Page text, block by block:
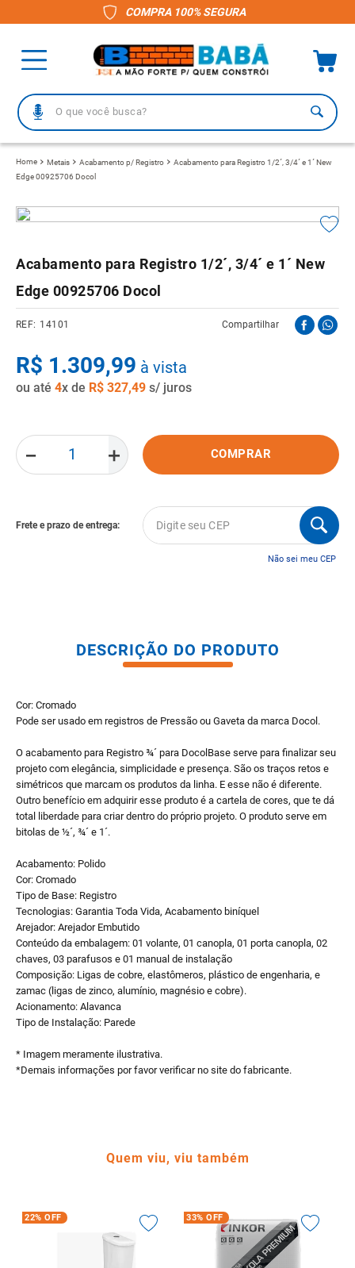
COMPRA 100% SEGURA
O que você busca?
Metais Acabamento p/ Registro
Acabamento para Registro 1/2´, 3/4´ e 1´ New
Edge 00925706 Docol
Acabamento para Registro 1/2´, 3/4´ e 1´ New
Edge 00925706 Docol
14101 Compartilhar
R$ 1.309,99 à vista
ou até 4x de R$ 327,49 s/ juros
＋
－ COMPRAR
Não sei meu CEP
DESCRIÇÃO DO PRODUTO
Cor: Cromado
Pode ser usado em registros de Pressão ou Gaveta da marca Docol.
O acabamento para Registro ¾´ para DocolBase serve para finalizar seu
projeto com elegância, simplicidade e presença. São os traços retos e
simétricos que marcam os produtos da linha. E esse não é diferente.
Outro benefício em adquirir esse produto é a cartela de cores, que te dá
total liberdade para criar dentro do próprio projeto. O produto serve em
bitolas de ½´, ¾´ e 1´.
Acabamento: Polido
Cor: Cromado
Tipo de Base: Registro
Tecnologias: Garantia Toda Vida, Acabamento biníquel
Arejador: Arejador Embutido
Conteúdo da embalagem: 01 volante, 01 canopla, 01 porta canopla, 02
chaves, 03 parafusos e 01 manual de instalação
Composição: Ligas de cobre, elastômeros, plástico de engenharia, e
zamac (ligas de zinco, alumínio, magnésio e cobre).
Acionamento: Alavanca
Tipo de Instalação: Parede
* Imagem meramente ilustrativa.
*Demais informações por favor verificar no site do fabricante.
Quem viu, viu também
22% OFF 33% OFF
1º piso
2º porcelanato
4º vaso sanitário
5º revestimento
8º pisos